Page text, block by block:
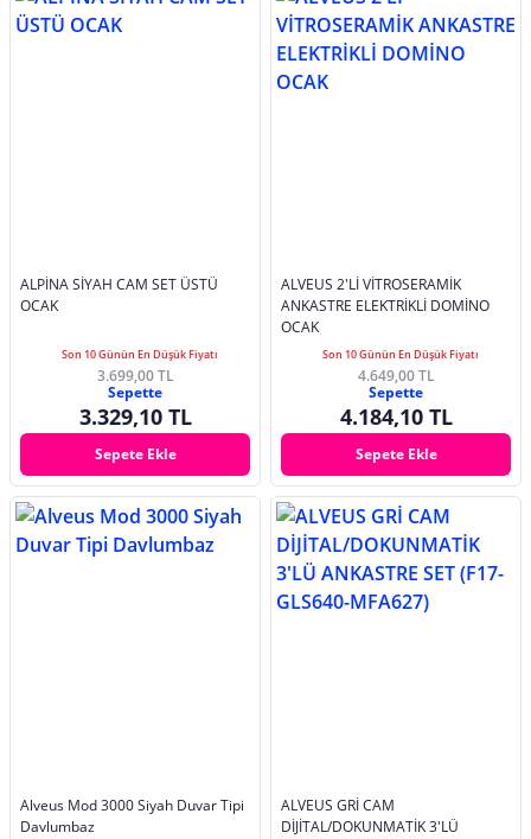
ALPİNA SİYAH CAM SET ÜSTÜ
OCAK
Son 10 Günün En Düşük Fiyatı
3.699,00 TL
Sepette
3.329,10 TL
Sepete Ekle
ALVEUS 2'Lİ VİTROSERAMİK
ANKASTRE ELEKTRİKLİ DOMİNO
OCAK
Son 10 Günün En Düşük Fiyatı
4.649,00 TL
Sepette
4.184,10 TL
Sepete Ekle
Alveus Mod 3000 Siyah Duvar Tipi
Davlumbaz
ALVEUS GRİ CAM
DİJİTAL/DOKUNMATİK 3'LÜ